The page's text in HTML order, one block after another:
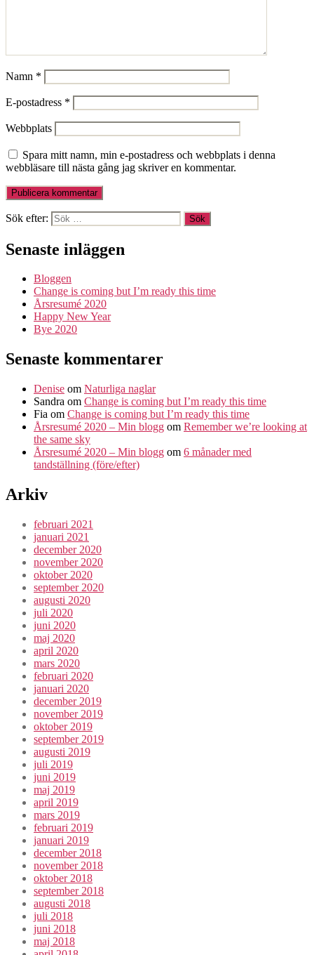
Namn *
E-postadress *
Webbplats
Spara mitt namn, min e-postadress och webbplats i denna
webbläsare till nästa gång jag skriver en kommentar.
Sök efter:
Senaste inläggen
Bloggen
Change is coming but I’m ready this time
Årsresumé 2020
Happy New Year
Bye 2020
Senaste kommentarer
Denise om Naturliga naglar
Sandra om Change is coming but I’m ready this time
Fia om Change is coming but I’m ready this time
Årsresumé 2020 – Min blogg om Remember we’re looking at
the same sky
Årsresumé 2020 – Min blogg om 6 månader med
tandställning (före/efter)
Arkiv
februari 2021
januari 2021
december 2020
november 2020
oktober 2020
september 2020
augusti 2020
juli 2020
juni 2020
maj 2020
april 2020
mars 2020
februari 2020
januari 2020
december 2019
november 2019
oktober 2019
september 2019
augusti 2019
juli 2019
juni 2019
maj 2019
april 2019
mars 2019
februari 2019
januari 2019
december 2018
november 2018
oktober 2018
september 2018
augusti 2018
juli 2018
juni 2018
maj 2018